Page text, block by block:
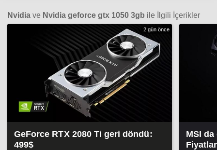
Nvidia ve Nvidia geforce gtx 1050 3gb ile İlgili İçerikler
2 gün önce
GeForce RTX 2080 Ti geri döndü:
499$
MSI da